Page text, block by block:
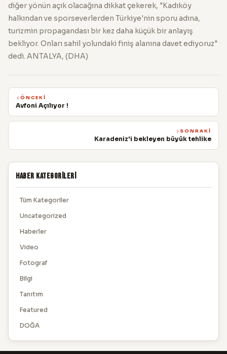
diğer yönün açık olacağına dikkat çekerek, "Kadıköy
halkından ve sporseverlerden Türkiye'nin sporu adına,
turizmin propagandası bir kez daha küçük bir anlayış
bekliyor. Onları sahil yolundaki finiş alanına davet ediyoruz"
dedi. ANTALYA, (DHA)
ÖNCEKI
Avfoni Açılıyor !
SONRAKI
Karadeniz'i bekleyen büyük tehlike
Haber Kategorileri
Tüm Kategoriler
Uncategorized
Haberler
Video
Fotograf
Bilgi
Tanıtım
Featured
DOĞA